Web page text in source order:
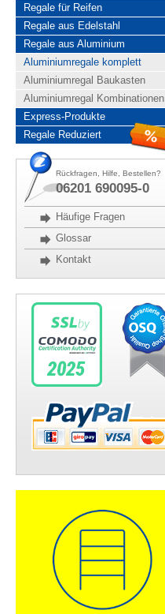
Regale für Reifen
Regale aus Edelstahl
Regale aus Aluminium
Aluminiumregale komplett
Aluminiumregal Baukasten
Aluminiumregal Kombinationen
Express-Produkte
Regale Reduziert
Rückfragen, Hilfe, Bestellen?
06201 690095-0
Häufige Fragen
Glossar
Kontakt